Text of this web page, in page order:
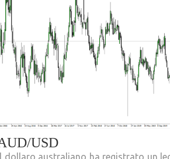
USD
dollaro australiano ha registrato un